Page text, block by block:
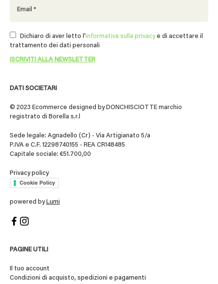
DATI SOCIETARI
© 2023 Ecommerce designed by DONCHISCIOTTE marchio
registrato di Borella s.r.l
Sede legale: Agnadello (Cr) - Via Artigianato 5/a
P.IVA e C.F. 12298740155 - REA CR148485
Capitale sociale: €51.700,00
Privacy policy
Cookie Policy
powered by Lumi
PAGINE UTILI
Il tuo account
Condizioni di acquisto, spedizioni e pagamenti
Dichiaro di aver letto l'informativa sulla privacye di accettare il
trattamento dei dati personali